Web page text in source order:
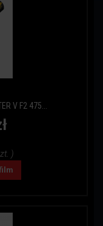
V F2 475...
)